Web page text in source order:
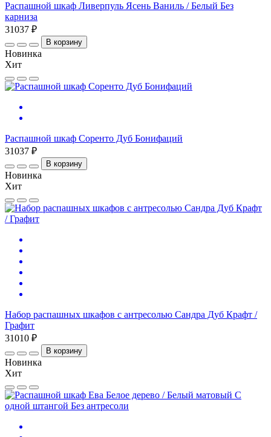
Распашной шкаф Ливерпуль Ясень Ваниль / Белый Без
карниза
31037 ₽
В корзину
Новинка
Хит
Распашной шкаф Соренто Дуб Бонифаций
31037 ₽
В корзину
Новинка
Хит
Набор распашных шкафов с антресолью Сандра Дуб Крафт /
Графит
31010 ₽
В корзину
Новинка
Хит